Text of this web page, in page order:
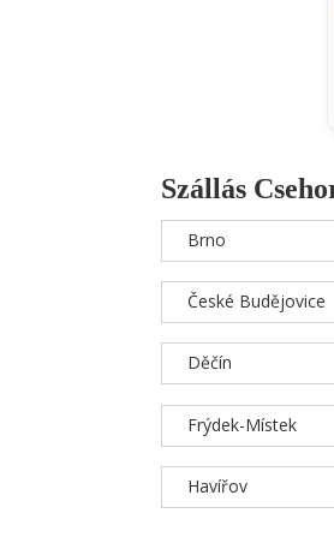
Szállás
Brno
České Budějovice
Děčín
Frýdek-Místek
Havířov